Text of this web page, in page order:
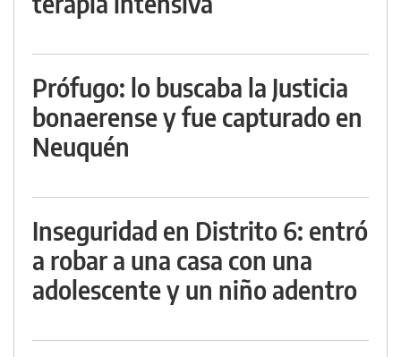
Prófugo: lo buscaba la Justicia
bonaerense y fue capturado en
Neuquén
Inseguridad en Distrito 6: entró
a robar a una casa con una
adolescente y un niño adentro